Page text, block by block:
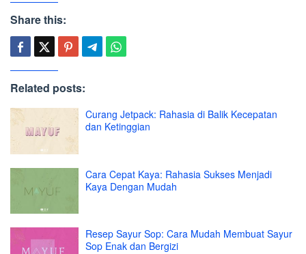
Share this:
Related posts:
Curang Jetpack: Rahasia di Balik Kecepatan
dan Ketinggian
Cara Cepat Kaya: Rahasia Sukses Menjadi
Kaya Dengan Mudah
Resep Sayur Sop: Cara Mudah Membuat Sayur
Sop Enak dan Bergizi